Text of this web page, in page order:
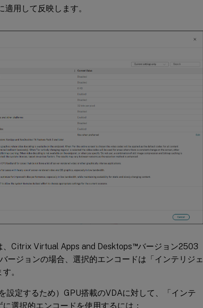
用して反映します。
、Citrix Virtual Apps and Desktops™バージョン2503
ージョンの場合、選択的エンコードは「インテリジェ
。
設定するため）GPU搭載のVDAに対して、「インテ
選択的エンコードを使用するには：